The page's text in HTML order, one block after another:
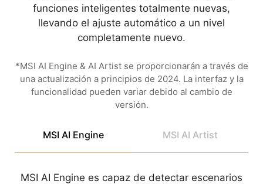
funciones inteligentes totalmente nuevas,
llevando el ajuste automático a un nivel
completamente nuevo.
*MSI AI Engine & AI Artist se proporcionarán a través de
una actualización a principios de 2024. La interfaz y la
funcionalidad pueden variar debido al cambio de
versión.
MSI AI Engine MSI AI Artist
MSI AI Engine es capaz de detectar escenarios